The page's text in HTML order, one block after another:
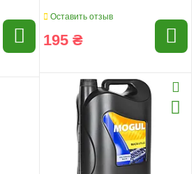
Оставить отзыв
195 ₴